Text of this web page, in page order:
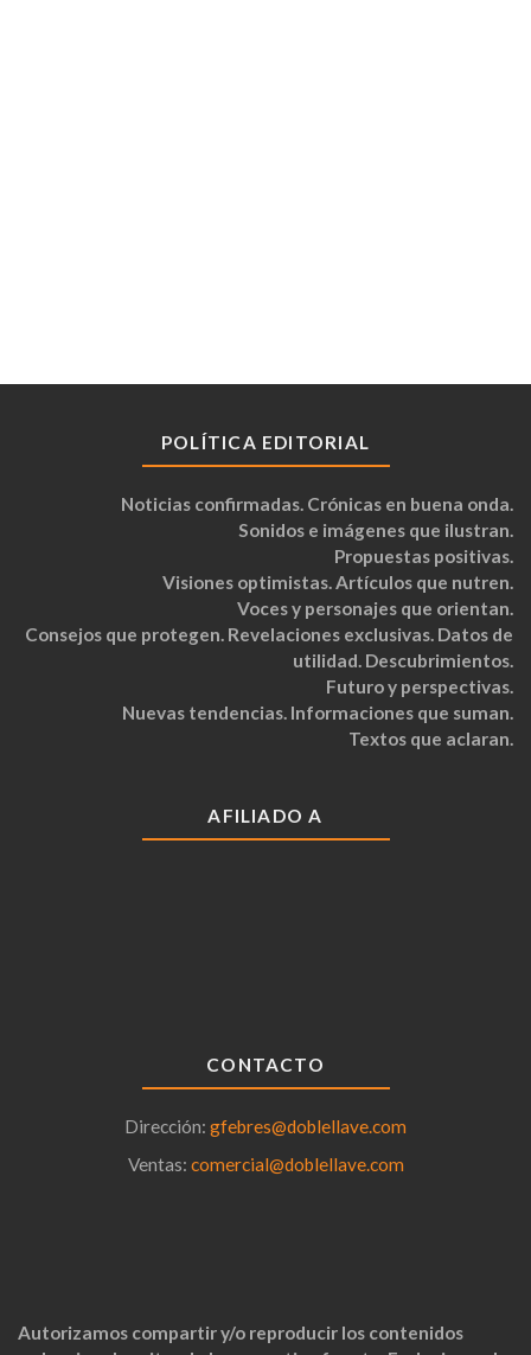
POLÍTICA EDITORIAL
Noticias confirmadas. Crónicas en buena onda.
Sonidos e imágenes que ilustran.
Propuestas positivas.
Visiones optimistas. Artículos que nutren.
Voces y personajes que orientan.
Consejos que protegen. Revelaciones exclusivas. Datos de
utilidad. Descubrimientos.
Futuro y perspectivas.
Nuevas tendencias. Informaciones que suman.
Textos que aclaran.
AFILIADO A
CONTACTO
Dirección: gfebres@doblellave.com
Ventas: comercial@doblellave.com
Autorizamos compartir y/o reproducir los contenidos